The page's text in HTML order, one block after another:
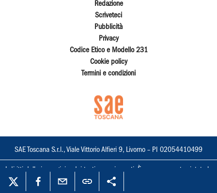
Redazione
Scriveteci
Pubblicità
Privacy
Codice Etico e Modello 231
Cookie policy
Termini e condizioni
SAE Toscana S.r.l., Viale Vittorio Alfieri 9, Livorno – PI 02054410499
I diritti delle immagini e dei testi sono riservati. È espressamente vietata la
loro riproduzione con qualsiasi mezzo e l'adattamento totale o parziale.